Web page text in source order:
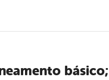
básico;